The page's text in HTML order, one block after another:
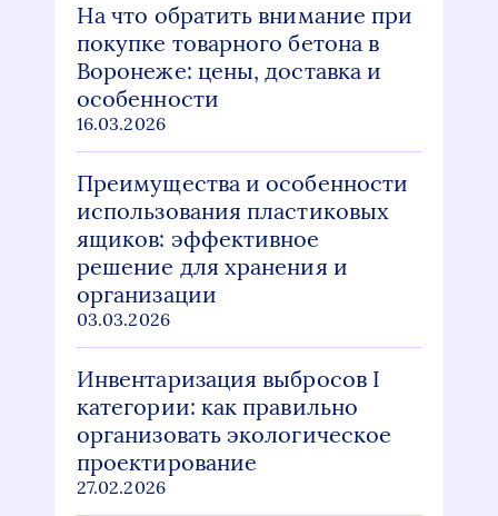
На что обратить внимание при
покупке товарного бетона в
Воронеже: цены, доставка и
особенности
16.03.2026
Преимущества и особенности
использования пластиковых
ящиков: эффективное
решение для хранения и
организации
03.03.2026
Инвентаризация выбросов I
категории: как правильно
организовать экологическое
проектирование
27.02.2026